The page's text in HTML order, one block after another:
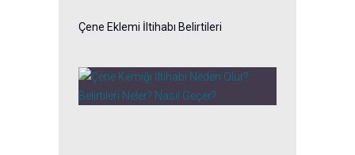
Çene Eklemi İltihabı Belirtileri